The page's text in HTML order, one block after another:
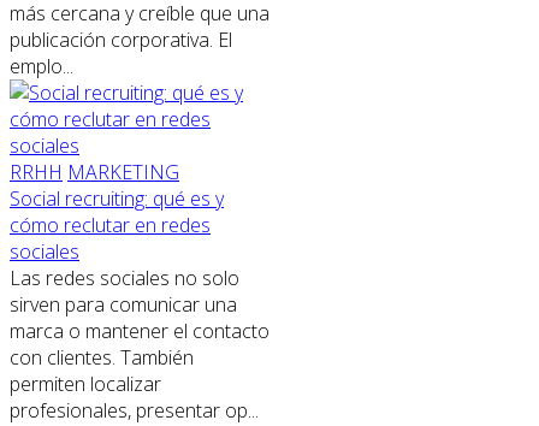
más cercana y creíble que una
publicación corporativa. El
emplo...
RRHH MARKETING
Social recruiting: qué es y
cómo reclutar en redes
sociales
Las redes sociales no solo
sirven para comunicar una
marca o mantener el contacto
con clientes. También
permiten localizar
profesionales, presentar op...